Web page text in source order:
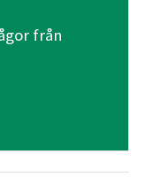
från